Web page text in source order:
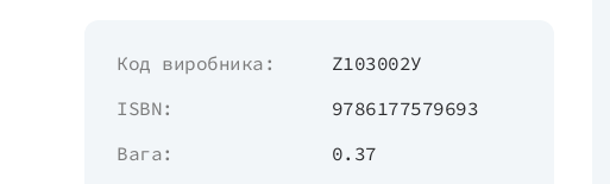
Код виробника:
Z103002У
ISBN:
9786177579693
Вага:
0.37